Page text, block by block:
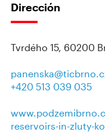
Dirección
Tvrdého 15, 60200
+420 513 039 035
reservoirs-in-zluty-